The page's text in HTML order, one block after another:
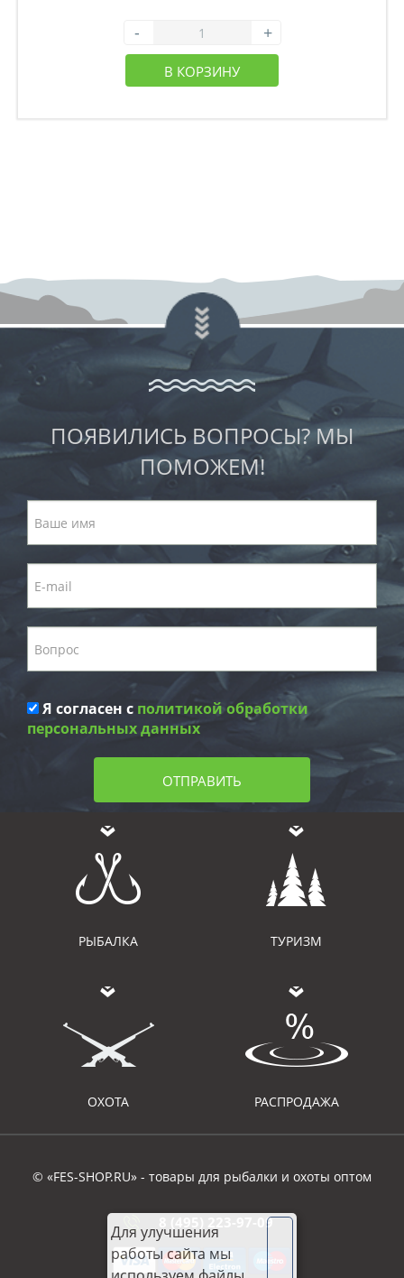
- +
В КОРЗИНУ
ПОЯВИЛИСЬ ВОПРОСЫ? МЫ
ПОМОЖЕМ!
Я согласен с политикой обработки
персональных данных
ОТПРАВИТЬ
РЫБАЛКА ТУРИЗМ
ОХОТА РАСПРОДАЖА
© «FES-SHOP.RU» - товары для рыбалки и охоты оптом
8 (495) 223-97-09
Для улучшения
работы сайта мы